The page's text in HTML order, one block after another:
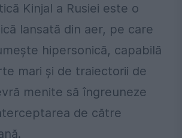
Kinjal a Rusiei este o
lansată din aer, pe care
hipersonică, capabilă
mari și de traiectorii de
menite să îngreuneze
de către